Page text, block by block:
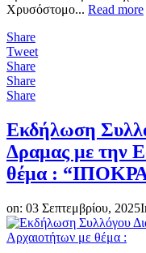
Χρυσόστομο... Read more
Share
Tweet
Share
Share
Share
Εκδήλωση
Δραμας με την
θέμα :
on: 03 Σεπτεμβρίου, 2025